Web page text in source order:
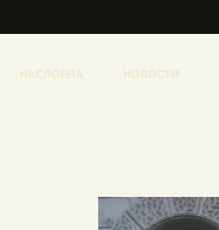
НАСЛОВНА НОВОСТИ